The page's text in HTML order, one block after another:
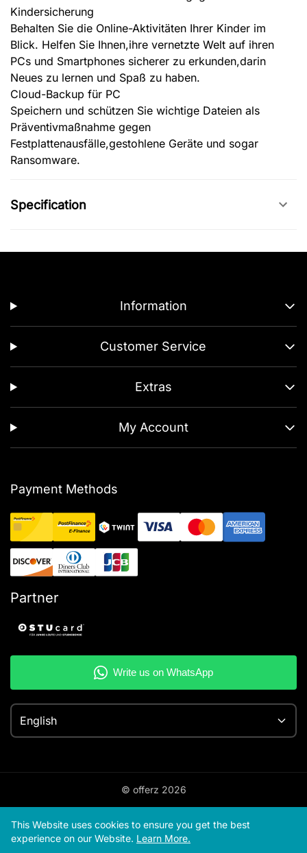
Kindersicherung
Behalten Sie die Online-Aktivitäten Ihrer Kinder im
Blick. Helfen Sie Ihnen,ihre vernetzte Welt auf ihren
PCs und Smartphones sicherer zu erkunden,darin
Neues zu lernen und Spaß zu haben.
Cloud-Backup für PC
Speichern und schützen Sie wichtige Dateien als
Präventivmaßnahme gegen
Festplattenausfälle,gestohlene Geräte und sogar
Ransomware.
Specification
Information
Customer Service
Extras
My Account
Payment Methods
Partner
English
© offerz 2026
This Website uses cookies to ensure you get the best
experience on our Website. Learn More.